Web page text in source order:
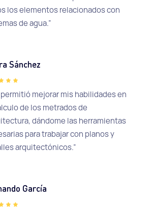
los elementos relacionados con
de agua.”
Sánchez
permitió mejorar mis habilidades en
de los metrados de
dándome las herramientas
para trabajar con planos y
arquitectónicos.”
García